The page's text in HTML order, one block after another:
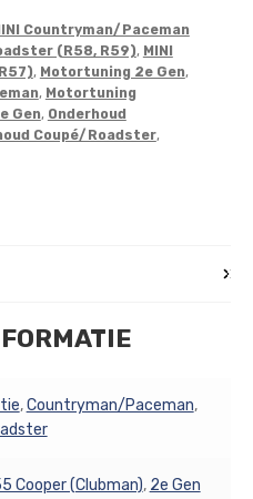
Countryman/Paceman
(R58, R59), MINI
, Motortuning 2e Gen,
, Motortuning
Gen, Onderhoud
Coupé/Roadster,
,Countryman/Paceman,
Cooper (Clubman), 2e Gen